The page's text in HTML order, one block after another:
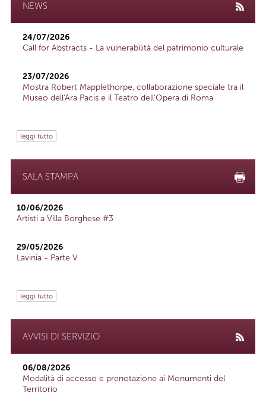
NEWS
24/07/2026
Call for Abstracts - La vulnerabilità del patrimonio culturale
23/07/2026
Mostra Robert Mapplethorpe, collaborazione speciale tra il
Museo dell'Ara Pacis e il Teatro dell'Opera di Roma
leggi tutto
SALA STAMPA
10/06/2026
Artisti a Villa Borghese #3
29/05/2026
Lavinia - Parte V
leggi tutto
AVVISI DI SERVIZIO
06/08/2026
Modalità di accesso e prenotazione ai Monumenti del
Territorio